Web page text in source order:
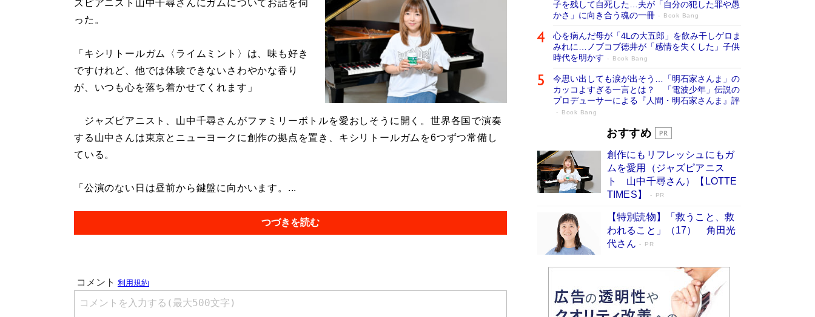
ズピアニスト山中千尋さんにガムについてお話を伺
った。
「キシリトールガム〈ライムミント〉は、味も好き
ですけれど、他では体験できないさわやかな香り
が、いつも心を落ち着かせてくれます」
ジャズピアニスト、山中千尋さんがファミリーボトルを愛おしそうに開く。世界各国で演奏
する山中さんは東京とニューヨークに創作の拠点を置き、キシリトールガムを6つずつ常備し
ている。
「公演のない日は昼前から鍵盤に向かいます。...
つづきを読む
子を残して自死した…夫が「自分の犯した罪や愚
かさ」に向き合う魂の一冊
Book Bang
心を病んだ母が「4Lの大五郎」を飲み干しゲロま
みれに…ノブコブ徳井が「感情を失くした」子供
時代を明かす
Book Bang
今思い出しても涙が出そう…「明石家さんま」の
カッコよすぎる一言とは？ 「電波少年」伝説の
プロデューサーによる『人間・明石家さんま』評
Book Bang
「宇宙兄弟」最終46巻がベストセラー1
物語に幕 特装版には「宇宙で描かれたマ
ンガ」も収録
Book Bang
美輪明宏 晩年の回答を集めた『ほほえんで生き
るための人生相談』がランクイン［エンターテイ
メントベストセラー］
Book Bang
「『火垂るの墓』は、大嘘である」原作者が抱き
続けた“自責の念”とは…「自己憐憫は描きたくな
い」監督が徹底的にこだわったこと（後編） #
戦争の記憶
Book Bang
「叱って伸びるやつは、褒めたらもっと伸びる」
俳優・高嶋政伸が家族に教わった“人を育てるコ
ツ”…芸への考え方を明かす
Book Bang
おすすめ
創作にもリフレッシュにもガ
ムを愛用（ジャズピアニス
ト 山中千尋さん）【LOTTE
TIMES】
PR
【特別読物】「救うこと、救
われること」（17） 角田光
代さん
PR